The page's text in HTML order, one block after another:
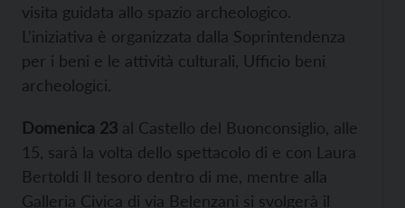
visita guidata allo spazio archeologico.
L’iniziativa è organizzata dalla Soprintendenza
per i beni e le attività culturali, Ufficio beni
archeologici.
Domenica 23 al Castello del Buonconsiglio, alle
15, sarà la volta dello spettacolo di e con Laura
Bertoldi Il tesoro dentro di me, mentre alla
Galleria Civica di via Belenzani si svolgerà il